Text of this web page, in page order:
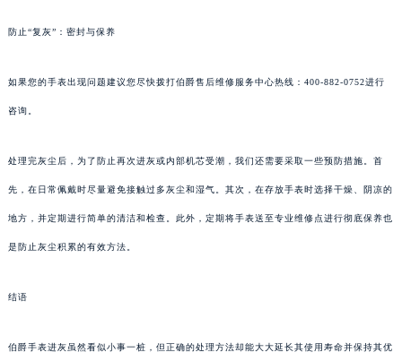
防止“复灰”：密封与保养
如果您的手表出现问题建议您尽快拨打伯爵售后维修服务中心热线：400-882-0752进行
咨询。
处理完灰尘后，为了防止再次进灰或内部机芯受潮，我们还需要采取一些预防措施。首
先，在日常佩戴时尽量避免接触过多灰尘和湿气。其次，在存放手表时选择干燥、阴凉的
地方，并定期进行简单的清洁和检查。此外，定期将手表送至专业维修点进行彻底保养也
是防止灰尘积累的有效方法。
结语
伯爵手表进灰虽然看似小事一桩，但正确的处理方法却能大大延长其使用寿命并保持其优